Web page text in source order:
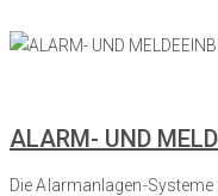
ALARM- UND
Die Alarmanlagen-